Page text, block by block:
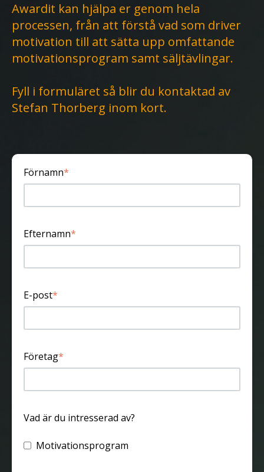
Awardit kan hjälpa er genom hela
processen, från att förstå vad som driver
motivation till att sätta upp omfattande
motivationsprogram samt säljtävlingar.
Fyll i formuläret så blir du kontaktad av
Stefan Thorberg inom kort.
Förnamn*
Efternamn*
E-post*
Företag*
Vad är du intresserad av?
Motivationsprogram